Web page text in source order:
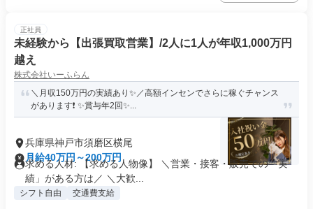
正社員
未経験から【出張買取営業】/2人に1人が年収1,000万円
越え
株式会社いーふらん
＼月収150万円の実績あり✨／高額インセンでさらに稼ぐチャンス
があります❗ ✨賞与年2回✨...
兵庫県神戸市須磨区横尾
月給40万円～200万円
求める人材: 【求める人物像】 ＼営業・接客・販売での「実
績」がある方は／ ＼大歓...
シフト自由 交通費支給